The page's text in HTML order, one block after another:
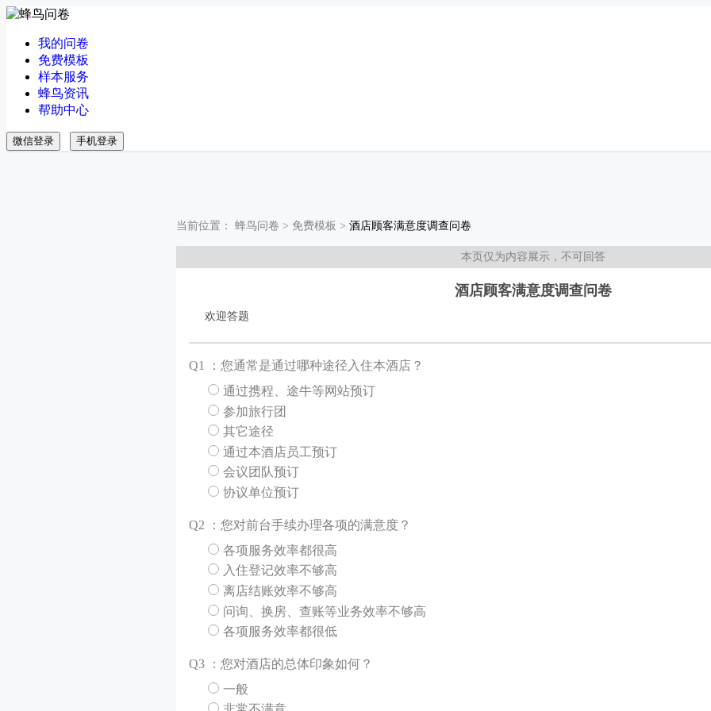
我的问卷
免费模板
样本服务
蜂鸟资讯
帮助中心
微信登录 手机登录
当前位置： 蜂鸟问卷 > 免费模板 > 酒店顾客满意度调查问卷
本页仅为内容展示，不可回答
酒店顾客满意度调查问卷
欢迎答题
Q1 ：您通常是通过哪种途径入住本酒店？
通过携程、途牛等网站预订
参加旅行团
其它途径
通过本酒店员工预订
会议团队预订
协议单位预订
Q2 ：您对前台手续办理各项的满意度？
各项服务效率都很高
入住登记效率不够高
离店结账效率不够高
问询、换房、查账等业务效率不够高
各项服务效率都很低
Q3 ：您对酒店的总体印象如何？
一般